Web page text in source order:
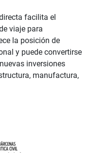
facilita el
viaje para
la posición de
y puede convertirse
inversiones
manufactura,